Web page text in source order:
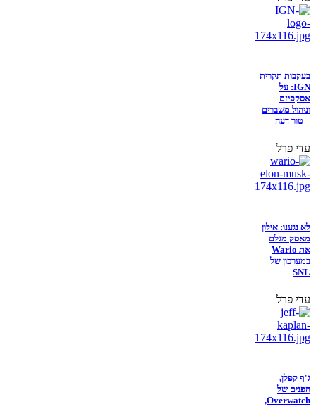
בעקבות תקרית
IGN: על
אסקפיזם
וניהול משברים
– טור דעה
עדי פרל
לא נגענו: אילון
מאסק מגלם
את Wario
במערכון של
SNL
עדי פרל
ג'ף קפלן,
הפנים של
Overwatch,